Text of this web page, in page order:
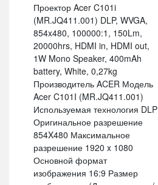
Проектор Acer C101i
(MR.JQ411.001) DLP, WVGA,
854x480, 100000:1, 150Lm,
20000hrs, HDMI in, HDMI out,
1W Mono Speaker, 400mAh
battery, White, 0,27kg
Производитель ACER Модель
Acer C101I (MR.JQ411.001)
Используемая технология DLP
Оригинальное разрешение
854X480 Максимальное
разрешение 1920 x 1080
Основной формат
изображения 16:9 Размер